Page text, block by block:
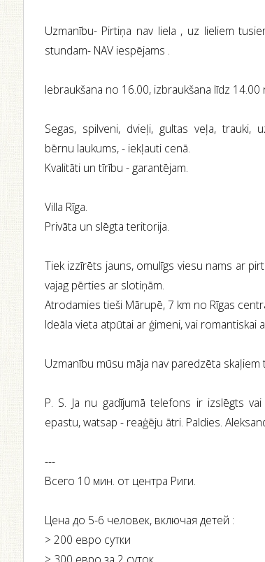
Uzmanību- Pirtiņa nav liela , uz lieliem
stundam- NAV iespējams .
Iebraukšana no 16.00, izbraukšana līdz 14.00
Segas, spilveni, dvieļi, gultas veļa, trauki,
bērnu laukums, - iekļauti cenā.
Kvalitāti un tīrību - garantējam.
Villa Rīga.
Privāta un slēgta teritorija.
Tiek izzīrēts jauns, omulīgs viesu nams ar
vajag pērties ar slotiņām.
Atrodamies tieši Mārupē, 7 km no Rīgas
Ideāla vieta atpūtai ar ģimeni, vai romantiskai
Uzmanību mūsu māja nav paredzēta skaļiem
P. S. Ja nu gadījumā telefons ir izslēgts
epastu, watsap - reaģēju ātri. Paldies.
---
Всего 10 мин. от центра Риги.
Ценa до 5-6 человек, включая детей :
> 200 евро сутки